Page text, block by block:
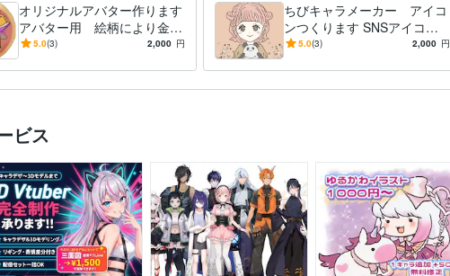
オリジナルアバター作ります
アバター用 絵柄により金額
は変わります
5.0(3) 2,000 円
ちびキャラメーカー アイコ
ンつくります SNSアイコン
壁紙としてご利用ください⭐︎
5.0(3) 2,000 円
ビス